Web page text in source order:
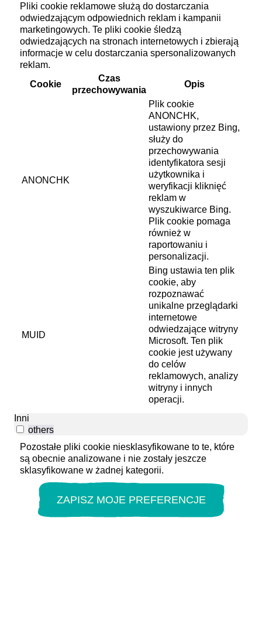
Pliki cookie reklamowe służą do dostarczania
odwiedzającym odpowiednich reklam i kampanii
marketingowych. Te pliki cookie śledzą
odwiedzających na stronach internetowych i zbierają
informacje w celu dostarczania spersonalizowanych
reklam.
Cookie
Czas
przechowywania
Opis
ANONCHK
Plik cookie
ANONCHK,
ustawiony przez Bing,
służy do
przechowywania
identyfikatora sesji
użytkownika i
weryfikacji kliknięć
reklam w
wyszukiwarce Bing.
Plik cookie pomaga
również w
raportowaniu i
personalizacji.
MUID
Bing ustawia ten plik
cookie, aby
rozpoznawać
unikalne przeglądarki
internetowe
odwiedzające witryny
Microsoft. Ten plik
cookie jest używany
do celów
reklamowych, analizy
witryny i innych
operacji.
Inni
others
Pozostałe pliki cookie niesklasyfikowane to te, które
są obecnie analizowane i nie zostały jeszcze
sklasyfikowane w żadnej kategorii.
ZAPISZ MOJE PREFERENCJE